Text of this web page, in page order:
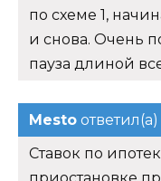
по схеме 1,
и снова. Очень
пауза длиной
Mesto ответил(а)
Ставок по